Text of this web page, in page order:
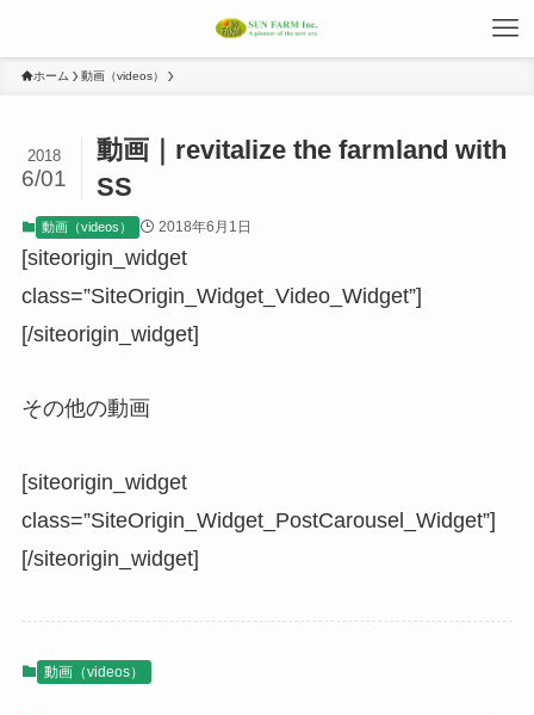
ホーム 動画（videos）
動画｜revitalize the farmland with
SS
2018
6/01
動画（videos） 2018年6月1日
[siteorigin_widget
class=”SiteOrigin_Widget_Video_Widget”]
[/siteorigin_widget]
その他の動画
[siteorigin_widget
class=”SiteOrigin_Widget_PostCarousel_Widget”]
[/siteorigin_widget]
動画（videos）